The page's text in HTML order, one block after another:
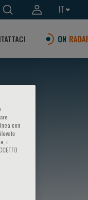
IT
con
i